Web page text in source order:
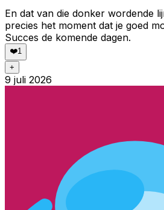
En dat van die donker wordende
precies het moment dat je goed
Succes de komende dagen.
❤️1
+
9 juli 2026